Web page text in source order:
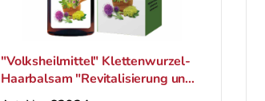
"Volksheilmittel" Klettenwurzel-
Haarbalsam "Revitalisierung und
Kräftigung", 200 ml